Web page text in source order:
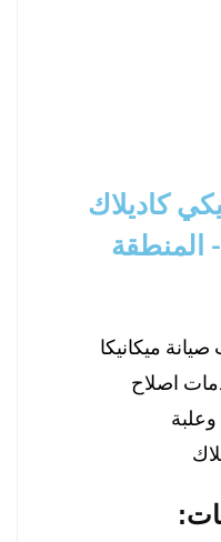
كاديلاك
المنطقة
ميكانيكا
اصلاح